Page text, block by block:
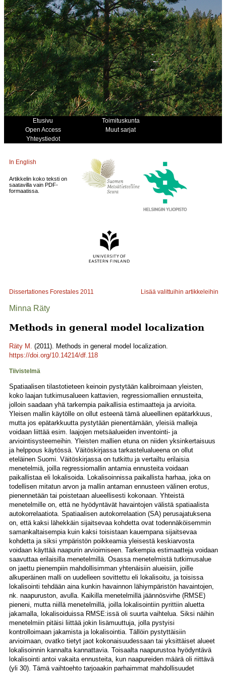
Etusivu
Toimituskunta
Open Access
Muut sarjat
Yhteystiedot
In English
Artikkelin koko teksti on
saatavilla vain PDF-
formaatissa.
Dissertationes Forestales 2011 Lisää valittuihin artikkeleihin
Minna Räty
Methods in general model localization
Räty M. (2011). Methods in general model localization.
https://doi.org/10.14214/df.118
Tiivistelmä
Spatiaalisen tilastotieteen keinoin pystytään kalibroimaan yleisten,
koko laajan tutkimusalueen kattavien, regressiomallien ennusteita,
jolloin saadaan yhä tarkempia paikallisia estimaatteja ja arvioita.
Yleisen mallin käytölle on ollut esteenä tämä alueellinen epätarkkuus,
mutta jos epätarkkuutta pystytään pienentämään, yleisiä malleja
voidaan liittää esim. laajojen metsäalueiden inventointi- ja
arviointisysteemeihin. Yleisten mallien etuna on niiden yksinkertaisuus
ja helppous käytössä. Väitöskirjassa tarkastelualueena on ollut
eteläinen Suomi. Väitöskirjassa on tutkittu ja vertailtu erilaisia
menetelmiä, joilla regressiomallin antamia ennusteita voidaan
paikallistaa eli lokalisoida. Lokalisoinnissa paikallista harhaa, joka on
todellisen mitatun arvon ja mallin antaman ennusteen välinen erotus,
pienennetään tai poistetaan alueellisesti kokonaan. Yhteistä
menetelmille on, että ne hyödyntävät havaintojen välistä spatiaalista
autokorrelaatiota. Spatiaalisen autokorrelaation (SA) perusajatuksena
on, että kaksi lähekkäin sijaitsevaa kohdetta ovat todennäköisemmin
samankaltaisempia kuin kaksi toisistaan kauempana sijaitsevaa
kohdetta ja siksi ympäristön poikkeamia yleisestä keskiarvosta
voidaan käyttää naapurin arvioimiseen. Tarkempia estimaatteja voidaan
saavuttaa erilaisilla menetelmillä. Osassa menetelmistä tutkimusalue
on jaettu pienempiin mahdollisimman yhtenäisiin alueisiin, joille
alkuperäinen malli on uudelleen sovittettu eli lokalisoitu, ja toisissa
lokalisointi tehdään aina kunkin havainnon lähiympäristön havaintojen,
nk. naapuruston, avulla. Kaikilla menetelmillä jäännösvirhe (RMSE)
pieneni, mutta niillä menetelmillä, joilla lokalisointiin pyrittiin aluetta
jakamalla, lokalisoiduissa RMSE:issä oli suurta vaihtelua. Siksi näihin
menetelmiin pitäisi liittää jokin lisämuuttuja, jolla pystyisi
kontrolloimaan jakamista ja lokalisointia. Tällöin pystyttäisiin
arvioimaan, ovatko tietyt jaot kokonaisuudessaan tai yksittäiset alueet
lokalisoinnin kannalta kannattavia. Toisaalta naapurustoa hyödyntävä
lokalisointi antoi vakaita ennusteita, kun naapureiden määrä oli riittävä
(yli 30). Tämä vaihtoehto tarjoaakin parhaimmat mahdollisuudet